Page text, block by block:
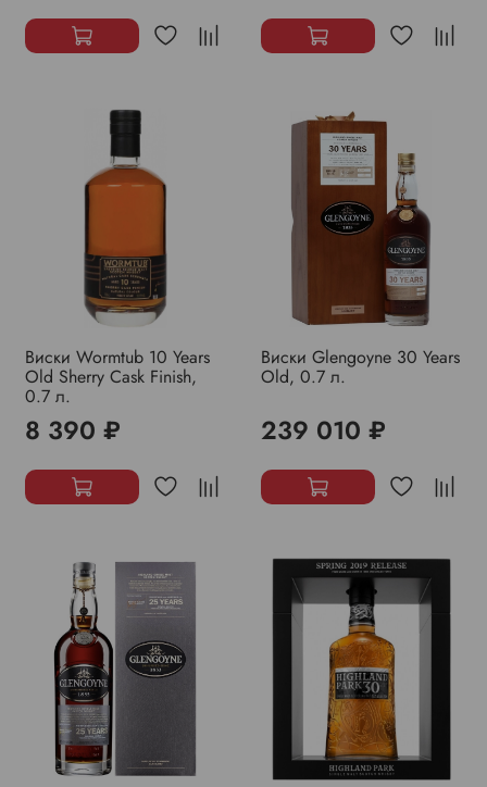
Виски Wormtub 10 Years
Old Sherry Cask Finish,
0.7 л.
8 390 ₽
Виски Glengoyne 30 Years
Old, 0.7 л.
239 010 ₽